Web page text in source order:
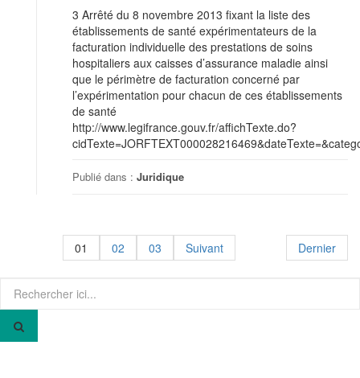
3 Arrêté du 8 novembre 2013 fixant la liste des
établissements de santé expérimentateurs de la
facturation individuelle des prestations de soins
hospitaliers aux caisses d’assurance maladie ainsi
que le périmètre de facturation concerné par
l’expérimentation pour chacun de ces établissements
de santé
http://www.legifrance.gouv.fr/affichTexte.do?
Publié dans : Juridique
01 02 03 Suivant Dernier
pour